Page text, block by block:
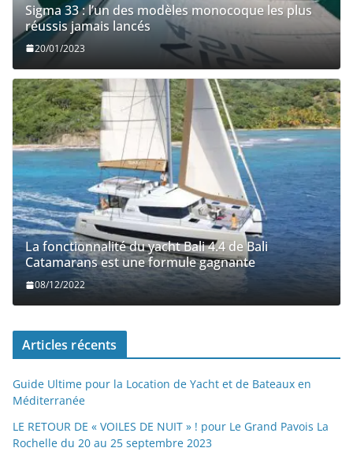
Sigma 33 : l’un des modèles monocoque les plus
réussis jamais lancés
20/01/2023
La fonctionnalité du yacht Bali 4.4 de Bali
Catamarans est une formule gagnante
08/12/2022
Articles récents
Guide Ultime pour la Location de Yacht et de Bateaux en
Méditerranée
LE RETOUR DE « VOILES DE NUIT » ! pour Le Grand Pavois La
Rochelle du 20 au 25 septembre 2023